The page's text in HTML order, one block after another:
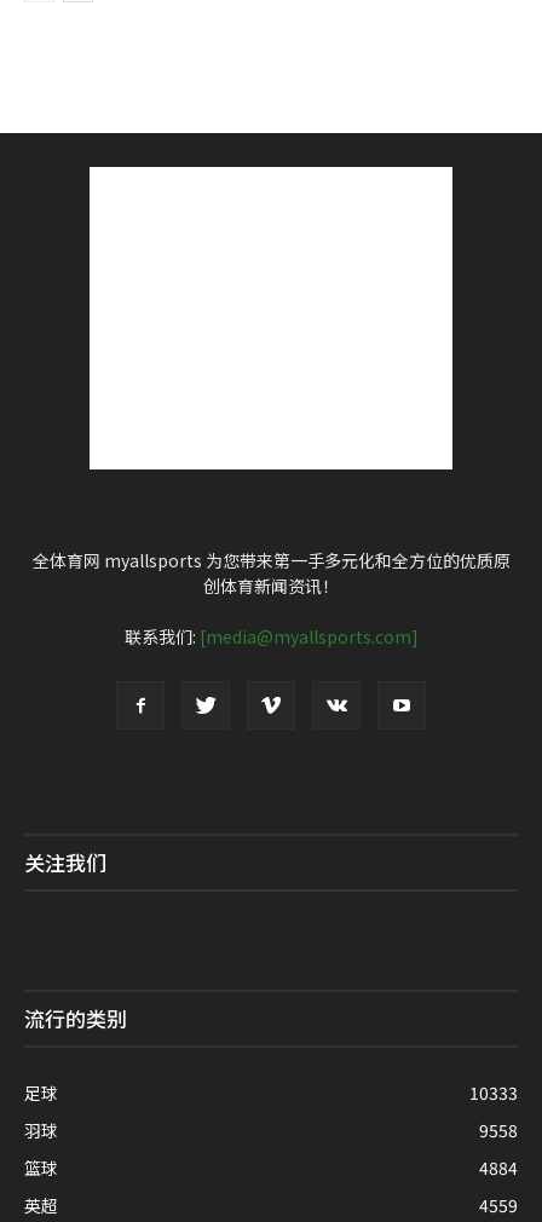
全体育网 myallsports 为您带来第一手多元化和全方位的优质原
创体育新闻资讯！
联系我们: [media@myallsports.com]
关注我们
流行的类别
足球
10333
羽球
9558
篮球
4884
英超
4559